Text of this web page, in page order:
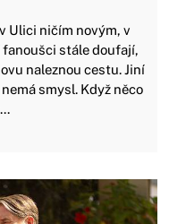
Ulici ničím novým, v
stále doufají,
naleznou cestu. Jiní
smysl. Když něco